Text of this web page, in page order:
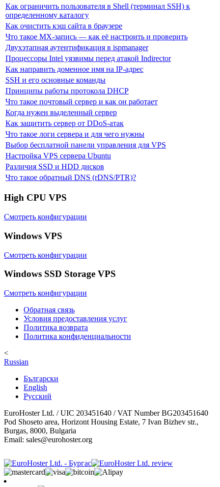
Как ограничить пользователя в Shell (терминал SSH) к
определенному каталогу
Как очистить кэш сайта в браузере
Что такое MX-запись — как её настроить и проверить
Двухэтапная аутентификация в ispmanager
Процессоры Intel уязвимы перед атакой Indirector
Как направить доменное имя на IP-адрес
SSH и его основные команды
Принципы работы протокола DHCP
Что такое почтовый сервер и как он работает
Когда нужен выделенный сервер
Как защитить сервер от DDoS-атак
Что такое логи сервера и для чего нужны
Выбор бесплатной панели управления для VPS
Настройка VPS сервера Ubuntu
Различия SSD и HDD дисков
Что такое обратный DNS (rDNS/PTR)?
High CPU VPS
Смотреть конфигурации
Windows VPS
Смотреть конфигурации
Windows SSD Storage VPS
Смотреть конфигурации
Обратная связь
Условия предоставления услуг
Политика возврата
Политика конфиденциальности
<
Russian
Български
English
Русский
EuroHoster Ltd. / UIC 203451640 / VAT Number BG203451640
Pod Shoseto area, Horizont Housing Estate, 7 Ivan Bizhev str.,
Burgas, 8000, Bulgaria
Email: sales@eurohoster.org